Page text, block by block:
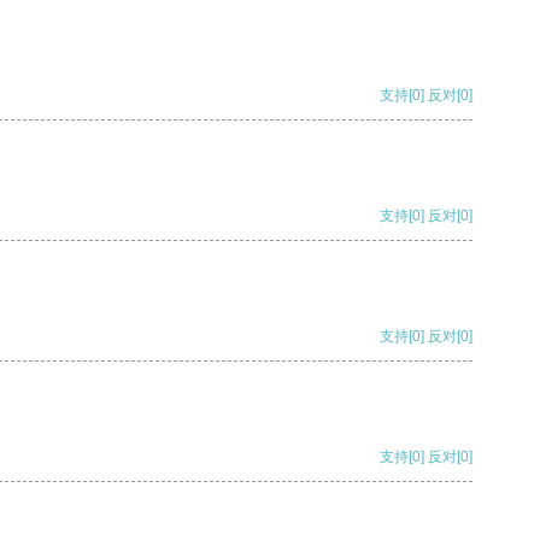
支持[0] 反对[0]
支持[0] 反对[0]
支持[0] 反对[0]
支持[0] 反对[0]